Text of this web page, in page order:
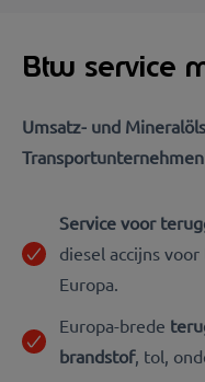
Btw service
Umsatz- und
Service voor
diesel accijns
Europa.
Europa-brede
brandstof, tol,